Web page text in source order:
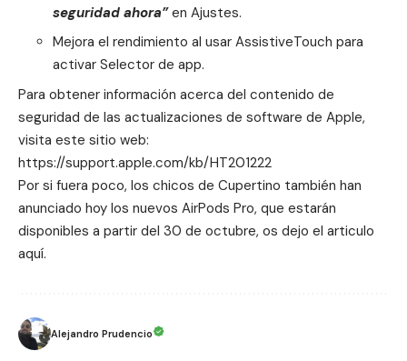
seguridad ahora”en Ajustes.
Mejora el rendimiento al usar AssistiveTouch para
activar Selector de app.
Para obtener información acerca del contenido de
seguridad de las actualizaciones de software de Apple,
visita este sitio web:
https://support.apple.com/kb/HT201222
Por si fuera poco, los chicos de Cupertino también han
anunciado hoy los nuevos AirPods Pro, que estarán
disponibles a partir del 30 de octubre, os dejo el articulo
aquí.
Alejandro Prudencio